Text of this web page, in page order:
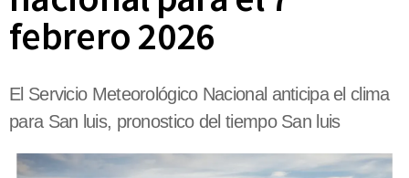
febrero 2026
El Servicio Meteorológico Nacional anticipa el clima
para San luis, pronostico del tiempo San luis